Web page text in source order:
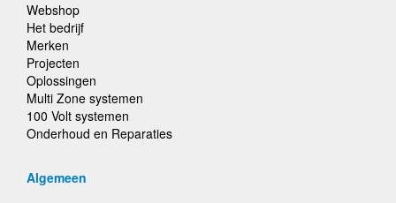
Webshop
Het bedrijf
Merken
Projecten
Oplossingen
Multi Zone systemen
100 Volt systemen
Onderhoud en Reparaties
Algemeen